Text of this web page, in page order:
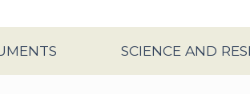
SCIENCE AND